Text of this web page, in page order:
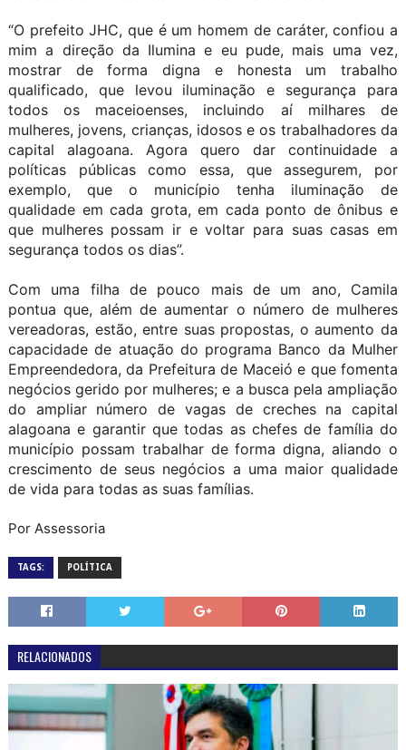
“O prefeito JHC, que é um homem de caráter, confiou a
mim a direção da Ilumina e eu pude, mais uma vez,
mostrar de forma digna e honesta um trabalho
qualificado, que levou iluminação e segurança para
todos os maceioenses, incluindo aí milhares de
mulheres, jovens, crianças, idosos e os trabalhadores da
capital alagoana. Agora quero dar continuidade a
políticas públicas como essa, que assegurem, por
exemplo, que o município tenha iluminação de
qualidade em cada grota, em cada ponto de ônibus e
que mulheres possam ir e voltar para suas casas em
segurança todos os dias”.
Com uma filha de pouco mais de um ano, Camila
pontua que, além de aumentar o número de mulheres
vereadoras, estão, entre suas propostas, o aumento da
capacidade de atuação do programa Banco da Mulher
Empreendedora, da Prefeitura de Maceió e que fomenta
negócios gerido por mulheres; e a busca pela ampliação
do ampliar número de vagas de creches na capital
alagoana e garantir que todas as chefes de família do
município possam trabalhar de forma digna, aliando o
crescimento de seus negócios a uma maior qualidade
de vida para todas as suas famílias.
Por Assessoria
TAGS: POLÍTICA
RELACIONADOS